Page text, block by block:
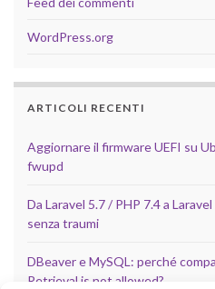
WordPress.org
ARTICOLI RECENTI
Aggiornare il firmware UEFI su
fwupd
Da Laravel 5.7 / PHP 7.4 a
senza traumi
DBeaver e MySQL: perché
Retrieval is not allowed?